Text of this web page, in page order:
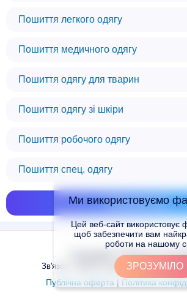
Пошиття легкого одягу
Пошиття медичного одягу
Пошиття одягу для тварин
Пошиття одягу зі шкіри
Пошиття робочого одягу
Пошиття спец. одягу
Показати всі
Copyright © Places.in.UA
Зв'язок з адміністрацією сайту:
Публічна оферта | Політика
Ми використовуємо
Цей веб-сайт використовує
щоб забезпечити вам
роботи на нашому
ЗРОЗУМІЛО